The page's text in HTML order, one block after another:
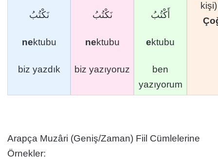
نَكْتُبُ
nektubu
biz yazdık
نَكْتُبُ
nektubu
biz yazıyoruz
أَكْتُبُ
ektubu
ben
yazıyorum
Arapça Muzâri (Geniş/Zaman) Fiil Cümlelerine
Örnekler: